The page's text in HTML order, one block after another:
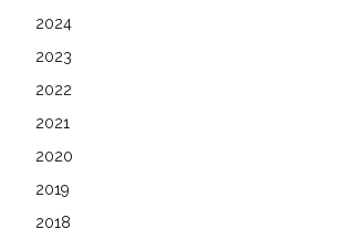
2024
2023
2022
2021
2020
2019
2018